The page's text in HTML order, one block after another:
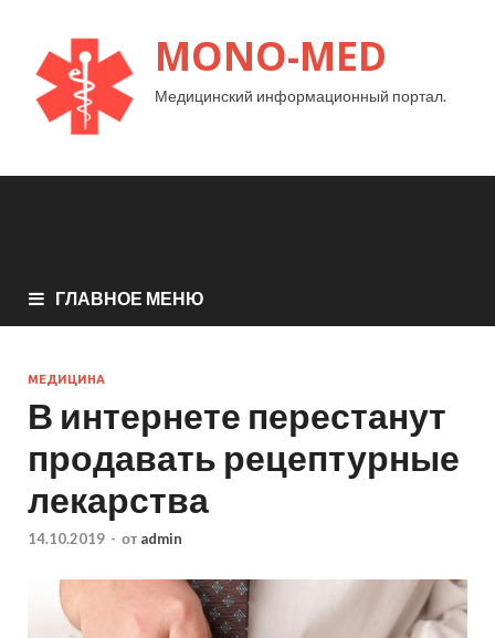
MONO-MED
Медицинский информационный портал.
ГЛАВНОЕ МЕНЮ
МЕДИЦИНА
В интернете перестанут
продавать рецептурные
лекарства
14.10.2019 - от admin